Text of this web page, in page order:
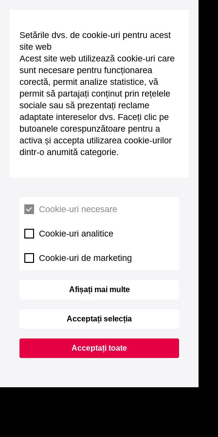
Setările dvs. de cookie-uri pentru acest
site web
Acest site web utilizează cookie-uri care
sunt necesare pentru funcționarea
corectă, permit analize statistice, vă
permit să partajați conținut prin rețelele
sociale sau să prezentați reclame
adaptate intereselor dvs. Faceți clic pe
butoanele corespunzătoare pentru a
activa și accepta utilizarea cookie-urilor
dintr-o anumită categorie.
Cookie-uri necesare
Cookie-uri analitice
Cookie-uri de marketing
Afișați mai multe
Acceptați selecția
Acceptați toate